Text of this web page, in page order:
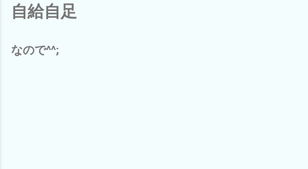
自給自足
なので^^;